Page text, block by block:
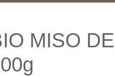
MISO